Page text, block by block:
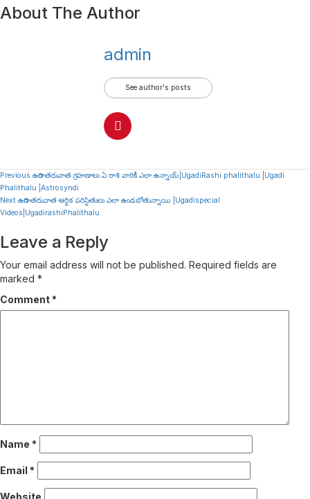
About The Author
admin
See author's posts
Continue
Reading
Previous ఉగాది తరువాత గ్రహణాలు ఏ రాశి వారికీ ఎలా ఉన్నాయ్|UgadiRashi phalithalu |Ugadi
Phalithalu |Astrosyndi
Next ఉగాది తరువాత ఆర్థిక పరిస్థితులు ఎలా ఉండబోతున్నాయి |Ugadispecial
Videos|UgadirashiPhalithalu
Leave a Reply
Your email address will not be published. Required fields are
marked *
Comment *
Name *
Email *
Website